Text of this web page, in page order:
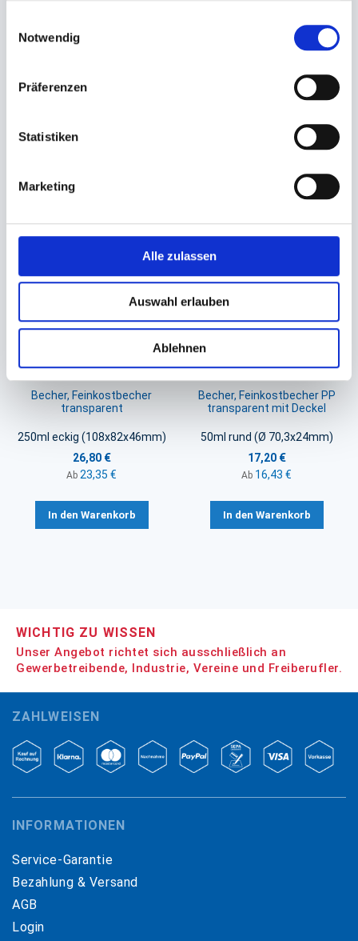
Notwendig
Präferenzen
Statistiken
Marketing
Alle zulassen
Auswahl erlauben
Ablehnen
Saucenbecher weiß
5,20 €
In den Warenkorb
Deckel für Feinkostbecher
transparent
In den Warenkorb
Becher, Feinkostbecher
transparent
250ml eckig (108x82x46mm)
26,80 €
Ab 23,35 €
In den Warenkorb
Becher, Feinkostbecher PP
transparent mit Deckel
50ml rund (Ø 70,3x24mm)
17,20 €
Ab 16,43 €
In den Warenkorb
WICHTIG ZU WISSEN
Unser Angebot richtet sich ausschließlich an
Gewerbetreibende, Industrie, Vereine und Freiberufler.
ZAHLWEISEN
INFORMATIONEN
Service-Garantie
Bezahlung & Versand
AGB
Login